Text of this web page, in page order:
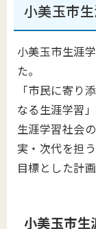
小美玉市
小美玉市生涯
た。
「市民に寄り
なる生涯学習
生涯学習社会
実・次代を担
目標とした計画
小美玉市生